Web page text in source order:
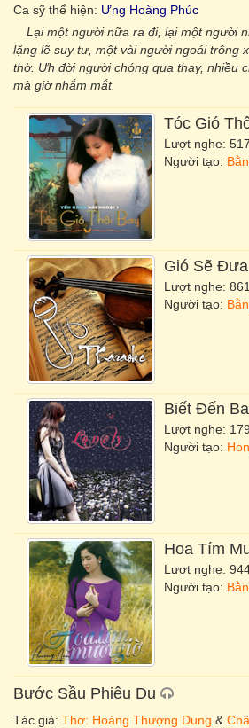
Ca sỹ thể hiện: Ưng Hoàng Phúc
Lại một người nữa ra đi, lại một người
lặng lẽ suy tư, một vài người ngoái trông
thờ. Ưh đời người chóng qua thay, nhiều
mà giờ nhắm mắt.
Tóc Gió
Lượt nghe: 517.
Người tạo:
Gió Sẽ
Lượt nghe: 861.
Người tạo:
Biết Đến
Lượt nghe:
Người tạo:
Hoa Tím
Lượt nghe:
Người tạo:
Bước Sầu Phiêu Du
Tác giả: Thơ: Hoàng Thượng Dung &